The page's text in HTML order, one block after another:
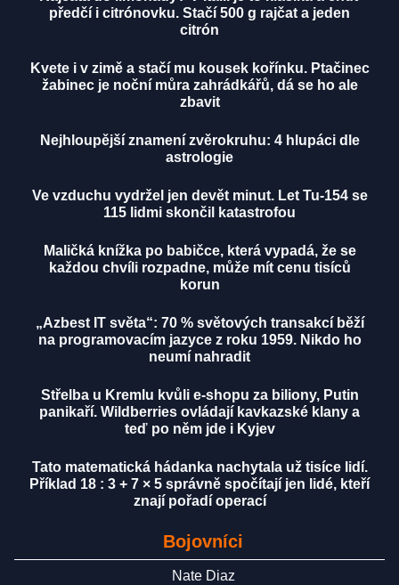
předčí i citrónovku. Stačí 500 g rajčat a jeden
citrón
Kvete i v zimě a stačí mu kousek kořínku. Ptačinec
žabinec je noční můra zahrádkářů, dá se ho ale
zbavit
Nejhloupější znamení zvěrokruhu: 4 hlupáci dle
astrologie
Ve vzduchu vydržel jen devět minut. Let Tu-154 se
115 lidmi skončil katastrofou
Maličká knížka po babičce, která vypadá, že se
každou chvíli rozpadne, může mít cenu tisíců
korun
„Azbest IT světa“: 70 % světových transakcí běží
na programovacím jazyce z roku 1959. Nikdo ho
neumí nahradit
Střelba u Kremlu kvůli e-shopu za biliony, Putin
panikaří. Wildberries ovládají kavkazské klany a
teď po něm jde i Kyjev
Tato matematická hádanka nachytala už tisíce lidí.
Příklad 18 : 3 + 7 × 5 správně spočítají jen lidé, kteří
znají pořadí operací
Bojovníci
Nate Diaz